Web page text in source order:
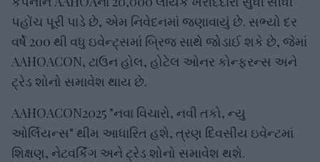
પહોંચ પૂરી પાડે છે, એમ નિવેદનમાં જણાવાયું છે. સભ્યો દર
વર્ષે 200 થી વધુ ઇવેન્ટ્સમાં બ્રિજ સાથે જોડાઈ શકે છે, જેમાં
AAHOACON, ટાઉન હોલ, હોટેલ ઓનર કોન્ફરન્સ અને
ટ્રેડ શોનો સમાવેશ થાય છે.
AAHOACON2025 "નવા વિચારો, નવી તકો, ન્યુ
ઓર્લિયન્સ" થીમ આધારિત હશે, ત્રણ દિવસીય ઇવેન્ટમાં
શિક્ષણ, નેટવર્કિંગ અને ટ્રેડ શોનો સમાવેશ થશે.